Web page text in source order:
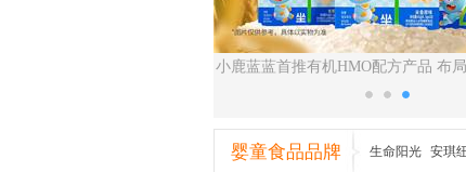
小鹿蓝蓝首推有机HMO配方产品 布
养赛道
婴童食品品牌 生命阳光 安琪